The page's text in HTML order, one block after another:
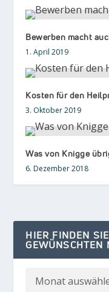
Bewerben macht
1. April 2019
Kosten für den
3. Oktober 2019
Was von Knigge
6. Dezember 2018
HIER FINDEN
GEWÜNSCHTEN